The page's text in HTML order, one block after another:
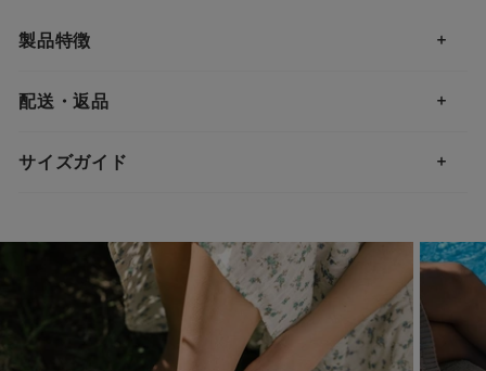
製品特徴
配送・返品
サイズガイド